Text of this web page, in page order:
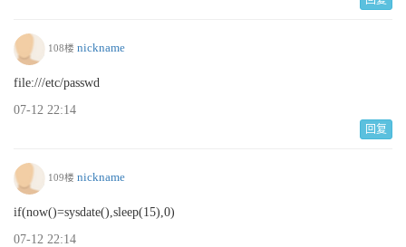
108楼 nickname
file:///etc/passwd
07-12 22:14
回复
109楼 nickname
if(now()=sysdate(),sleep(15),0)
07-12 22:14